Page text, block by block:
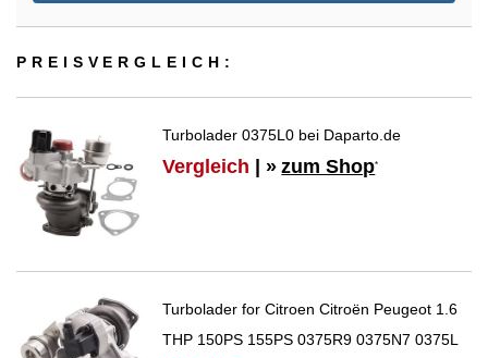
PREIS­VER­GLEICH:
Turbolader 0375L0 bei Daparto.de
Vergleich | » zum Shop*
Turbolader for Citroen Citroën Peugeot 1.6
THP 150PS 155PS 0375R9 0375N7 0375L